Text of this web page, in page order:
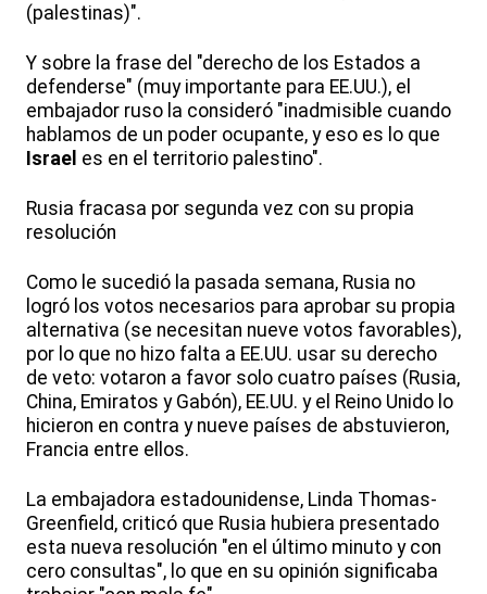
(palestinas)".
Y sobre la frase del "derecho de los Estados a
defenderse" (muy importante para EE.UU.), el
embajador ruso la consideró "inadmisible cuando
hablamos de un poder ocupante, y eso es lo que
Israel es en el territorio palestino".
Rusia fracasa por segunda vez con su propia
resolución
Como le sucedió la pasada semana, Rusia no
logró los votos necesarios para aprobar su propia
alternativa (se necesitan nueve votos favorables),
por lo que no hizo falta a EE.UU. usar su derecho
de veto: votaron a favor solo cuatro países (Rusia,
China, Emiratos y Gabón), EE.UU. y el Reino Unido lo
hicieron en contra y nueve países de abstuvieron,
Francia entre ellos.
La embajadora estadounidense, Linda Thomas-
Greenfield, criticó que Rusia hubiera presentado
esta nueva resolución "en el último minuto y con
cero consultas", lo que en su opinión significaba